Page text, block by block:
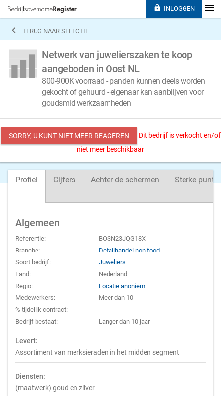
 TERUG NAAR SELECTIE
Netwerk van juwelierszaken te koop
aangeboden in Oost NL
800-900K voorraad - panden kunnen deels worden
gekocht of gehuurd - eigenaar kan aanblijven voor
goudsmid werkzaamheden
SORRY, U KUNT NIET MEER REAGEREN
Dit bedrijf is verkocht en/of
niet meer beschikbaar
Profiel Cijfers Achter de schermen Sterke
Algemeen
Referentie:
BOSN23JQG18X
Branche:
Detailhandel non food
Soort bedrijf:
Juweliers
Land:
Nederland
Regio:
Locatie anoniem
Medewerkers:
Meer dan 10
% tijdelijk contract:
-
Bedrijf bestaat:
Langer dan 10 jaar
Levert:
Assortiment van merksieraden in het midden segment
Diensten:
(maatwerk) goud en zilver
 INLOGGEN